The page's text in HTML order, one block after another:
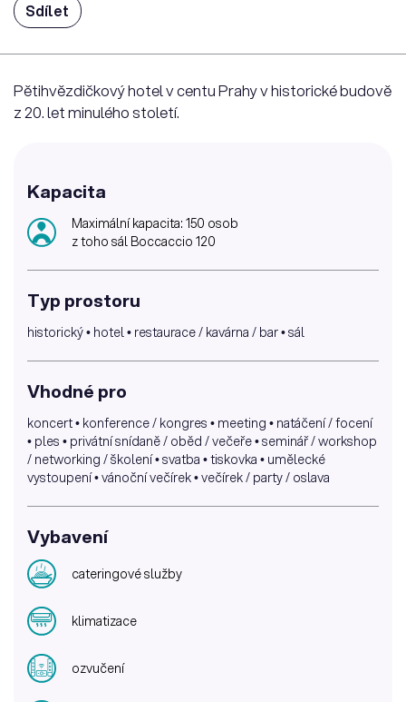
Sdílet
Pětihvězdičkový hotel v centu Prahy v historické budově
z 20. let minulého století.
Kapacita
Maximální kapacita: 150 osob
z toho sál Boccaccio 120
Typ prostoru
historický • hotel • restaurace / kavárna / bar • sál
Vhodné pro
koncert • konference / kongres • meeting • natáčení / focení
• ples • privátní snídaně / oběd / večeře • seminář / workshop
/ networking / školení • svatba • tiskovka • umělecké
vystoupení • vánoční večírek • večírek / party / oslava
Vybavení
cateringové služby
klimatizace
ozvučení